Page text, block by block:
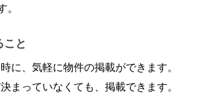
こと
に、気軽に物件の掲載ができます。
まっていなくても、掲載できます。